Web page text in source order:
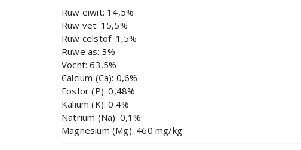
Ruw eiwit: 14,5%
Ruw vet: 15,5%
Ruw celstof: 1,5%
Ruwe as: 3%
Vocht: 63,5%
Calcium (Ca): 0,6%
Fosfor (P): 0,48%
Kalium (K): 0.4%
Natrium (Na): 0,1%
Magnesium (Mg): 460 mg/kg